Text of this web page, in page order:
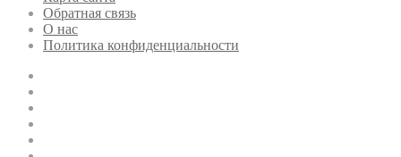
Обратная связь
О нас
Политика конфиденциальности